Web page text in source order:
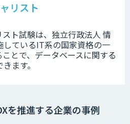
リスト
ト試験は、独立行政法人 情
ているIT系の国家資格の一
とで、データベースに関する
ます。
を推進する企業の事例